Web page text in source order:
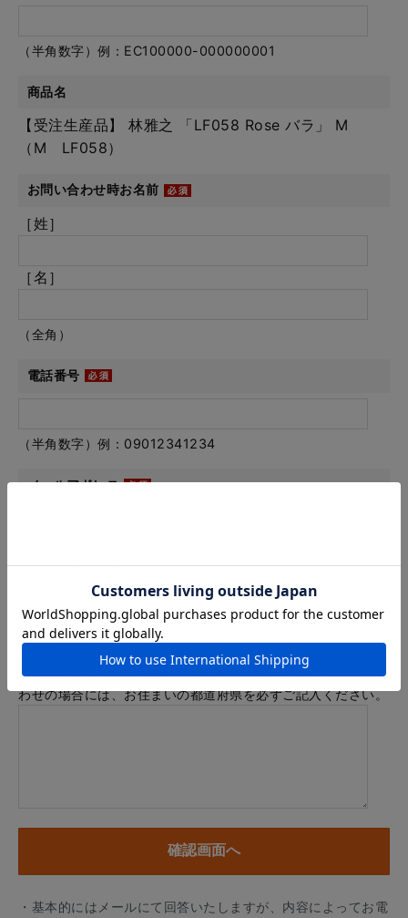
（半角数字）例：EC100000-000000001
商品名
【受注生産品】 林雅之 「LF058 Rose バラ」 M
（M LF058）
お問い合わせ時お名前
［姓］
［名］
（全角）
電話番号
（半角数字）例：09012341234
メールアドレス
アドレスはご利用いただけません
内容
※商品に関するお問い合わせ、納期・お届けに関するお問い合
わせの場合には、お住まいの都道府県を必ずご記入ください。
・基本的にはメールにて回答いたしますが、内容によってお電